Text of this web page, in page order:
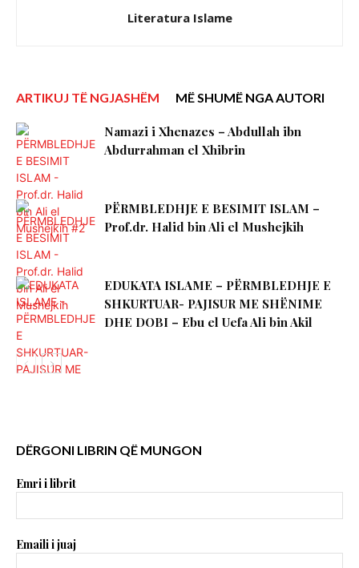
Literatura Islame
ARTIKUJ TË NGJASHËM MË SHUMË NGA AUTORI
Namazi i Xhenazes – Abdullah ibn
Abdurrahman el Xhibrin
PËRMBLEDHJE E BESIMIT ISLAM –
Prof.dr. Halid bin Ali el Mushejkih
EDUKATA ISLAME – PËRMBLEDHJE E
SHKURTUAR- PAJISUR ME SHËNIME
DHE DOBI – Ebu el Uefa Ali bin Akil
DËRGONI LIBRIN QË MUNGON
Emri i librit
Emaili i juaj